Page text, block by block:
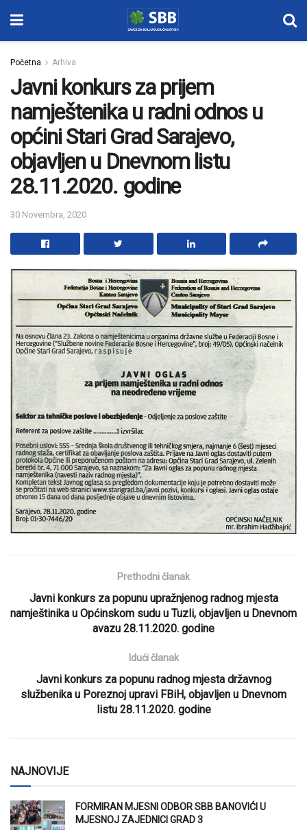
Početna Arhiva
Javni konkurs za prijem
namještenika u radni odnos u
općini Stari Grad Sarajevo,
objavljen u Dnevnom listu
28.11.2020. godine
30 Novembra, 2020
Prethodni članak
Javni konkurs za popunu upražnjenog radnog mjesta
namještinika u Općinskom sudu u Tuzli, objavljen u Dnevnom
avazu 28.11.2020. godine
Idući članak
Javni konkurs za popunu radnog mjesta državnog
službenika u Poreznoj upravi FBiH, objavljen u Dnevnom
listu 28.11.2020. godine
NAJNOVIJE
FORMIRAN MJESNI ODBOR SBB BANOVIĆI U
MJESNOJ ZAJEDNICI GRAD 3